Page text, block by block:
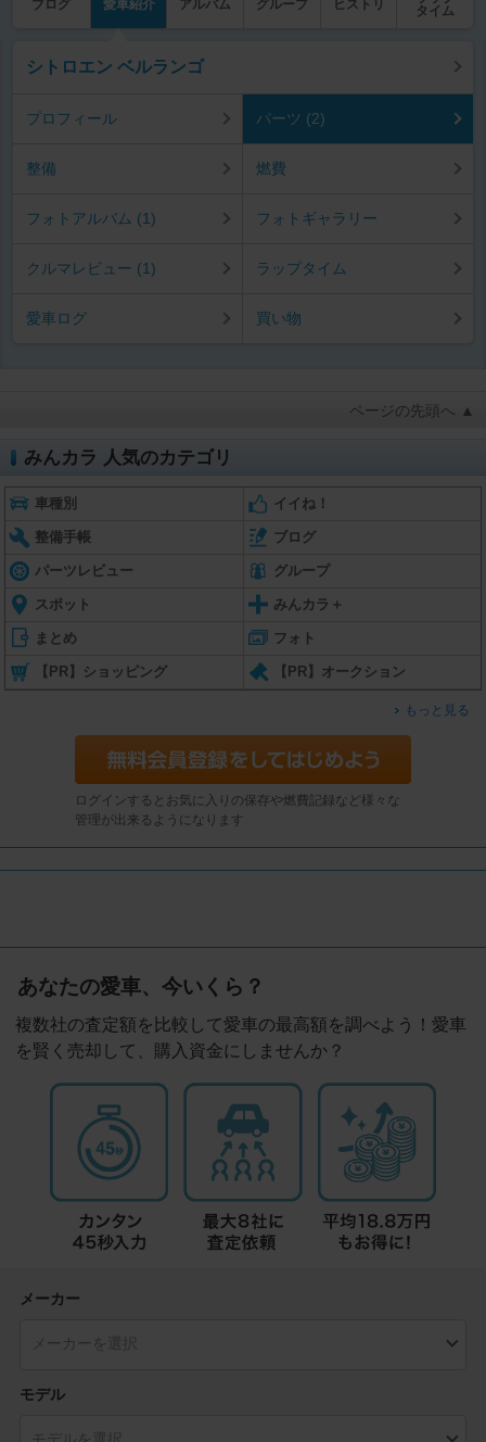
ブログ 愛車紹介 アルバム グループ ヒストリ
タイム
シトロエン ベルランゴ
プロフィール パーツ (2)
整備 燃費
フォトアルバム (1) フォトギャラリー
クルマレビュー (1) ラップタイム
愛車ログ 買い物
ページの先頭へ ▲
みんカラ 人気のカテゴリ
車種別 イイね！
整備手帳 ブログ
パーツレビュー グループ
スポット みんカラ＋
まとめ フォト
【PR】ショッピング 【PR】オークション
もっと見る
ログインするとお気に入りの保存や燃費記録など様々な
管理が出来るようになります
あなたの愛車、今いくら？
複数社の査定額を比較して愛車の最高額を調べよう！愛車
を賢く売却して、購入資金にしませんか？
メーカー
モデル